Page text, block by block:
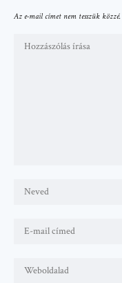
Az e-mail címet nem tesszük közzé.